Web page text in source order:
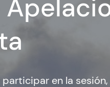
en la sesión,